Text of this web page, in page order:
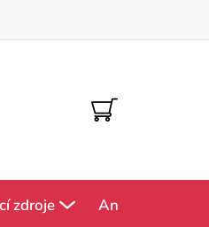
NÁKUPNÍ
KOŠÍK
zdroje Antény